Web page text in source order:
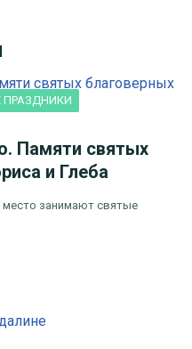
ПРАЗДНИКИ
Памяти святых
и Глеба
место занимают святые